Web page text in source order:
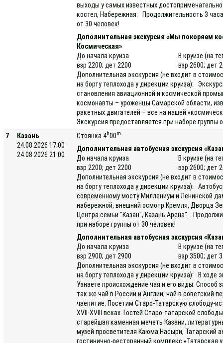
выходы у самых известных
костел, Набережная. Продолжительность 3
от 30 человек!
Дополнительная экскурсия «Мы покоряем
Космическая»
До начала круиза
взр 2200; дет 2200
В круизе (на
взр 2600; дет
Дополнительная экскурсия (не входит в
на борту теплохода у дирекции круиза):
становления авиационной и космической
космонавты – уроженцы Самарской области,
ракетных двигателей – все на нашей
Экскурсия предоставляется при наборе группы
7
Казань
24.08.2026 17:00
24.08.2026 21:00
Стоянка 4h00m
Дополнительная автобусная экскурсия
До начала круиза
взр 2200; дет 2200
В круизе (на
взр 2600; дет
Дополнительная экскурсия (не входит в
на борту теплохода у дирекции круиза):
современному мосту Миллениум и Ленинской
набережной, внешний осмотр Кремля, Дворца
Центра семьи "Казан", Казань Арена".
при наборе группы от 30 человек!
Дополнительная автобусная экскурсия
До начала круиза
взр 2900; дет 2900
В круизе (на
взр 3500; дет
Дополнительная экскурсия (не входит в
на борту теплохода у дирекции круиза): В ходе
Узнаете происхождение чая и его виды. Способ
так же чай в России и Англии; чай в советский
чаепитие. Посетим Старо-Татарскую слободу-
XVII-XVIII веках. Гостей Старо-татарской
старейшая каменная мечеть Казани,
музей просветителя Каюма Насыри, Татарский
гостинично-ресторанный комплекс